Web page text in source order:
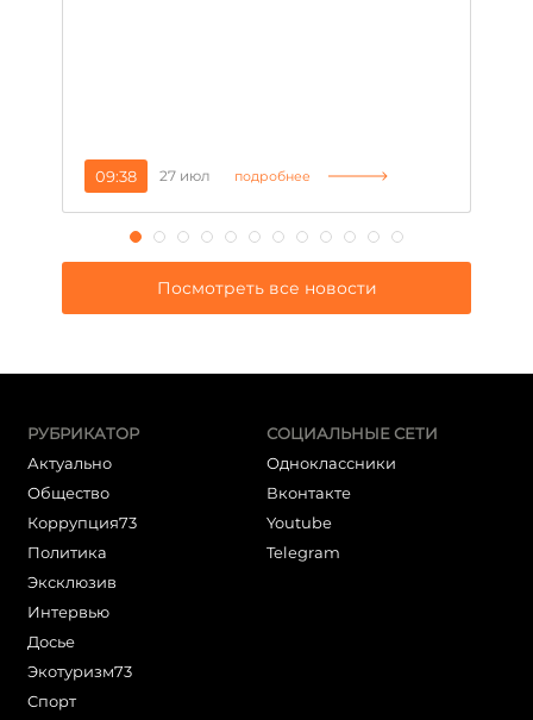
09:38 27 июл подробнее
Посмотреть все новости
РУБРИКАТОР
Актуально
Общество
Коррупция73
Политика
Эксклюзив
Интервью
Досье
Экотуризм73
Cпорт
СОЦИАЛЬНЫЕ СЕТИ
Одноклассники
Вконтакте
Youtube
Telegram